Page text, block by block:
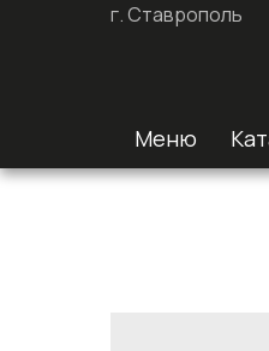
Меню
г. Ставрополь